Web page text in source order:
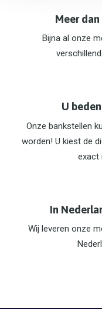
Meer
Bijna al onze
U
Onze bankstellen
worden! U kiest de
exact
In
Wij leveren onze